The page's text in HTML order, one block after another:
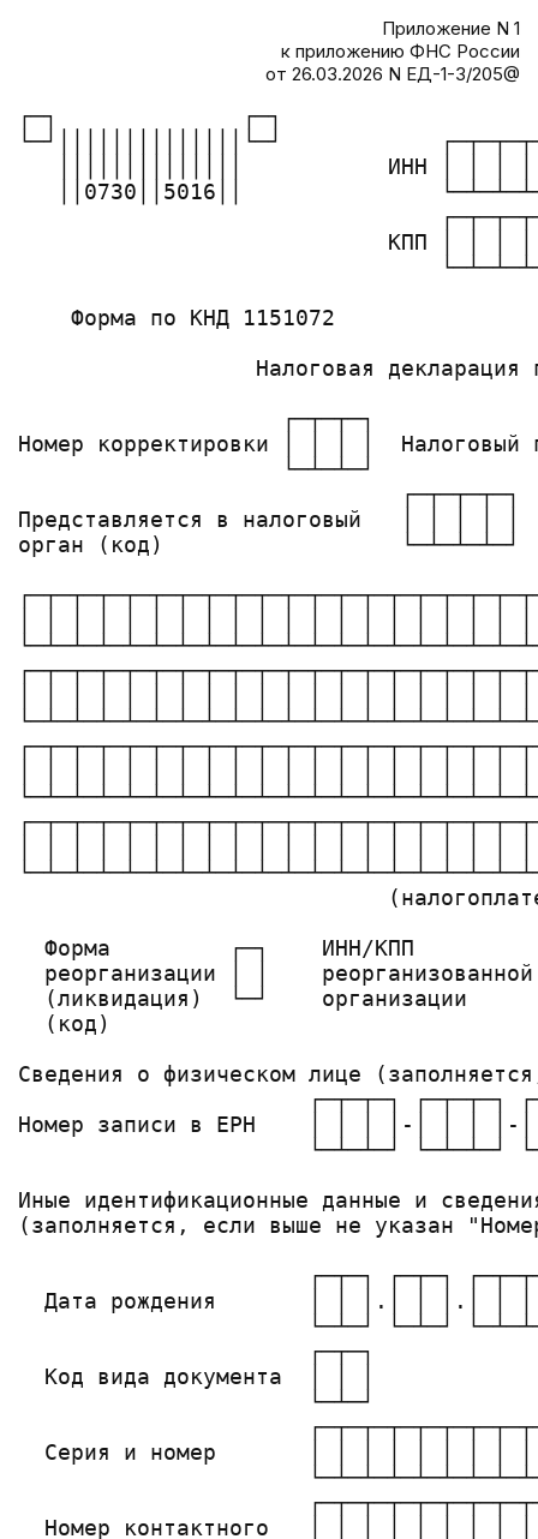
Приложение N 1
к приложению ФНС России
от 26.03.2026 N ЕД-1-3/205@
┌─┐              ┌─┐
└─┘││││││││││││││└─┘
││││││││││││││           ИНН │ │ │
││0730││5016││
КПП │ │ │
    Форма по КНД 1151072
Налоговая декларация
┌─┬─┬─┐
Номер корректировки │ │ │ │
└─┴─┴─┘
┌─┬─┬─┬─┐
Представляется в налоговый   │ │ │ │
орган (код)
Форма         ┌─┐    ИНН/КПП
реорганизации │ │
(ликвидация)  └─┘    организации
  (код)
Сведения о физическом лице
┌─┬─┬─┐ ┌─┬─┬─┐
Номер записи в ЕРН    │ │ │ │-│ │ │ │-
└─┴─┴─┘ └─┴─┴─┘
Иные идентификационные данные и
(заполняется, если выше не указан
┌─┬─┐ ┌─┬─┐
Дата рождения       │ │ │.│ │ │.│ │
└─┴─┘ └─┴─┘
                      ┌─┬─┐
  Код вида документа  │ │ │
                      └─┴─┘
Серия и номер       │ │ │ │ │ │ │ │
Номер контактного   │ │ │ │ │ │ │ │